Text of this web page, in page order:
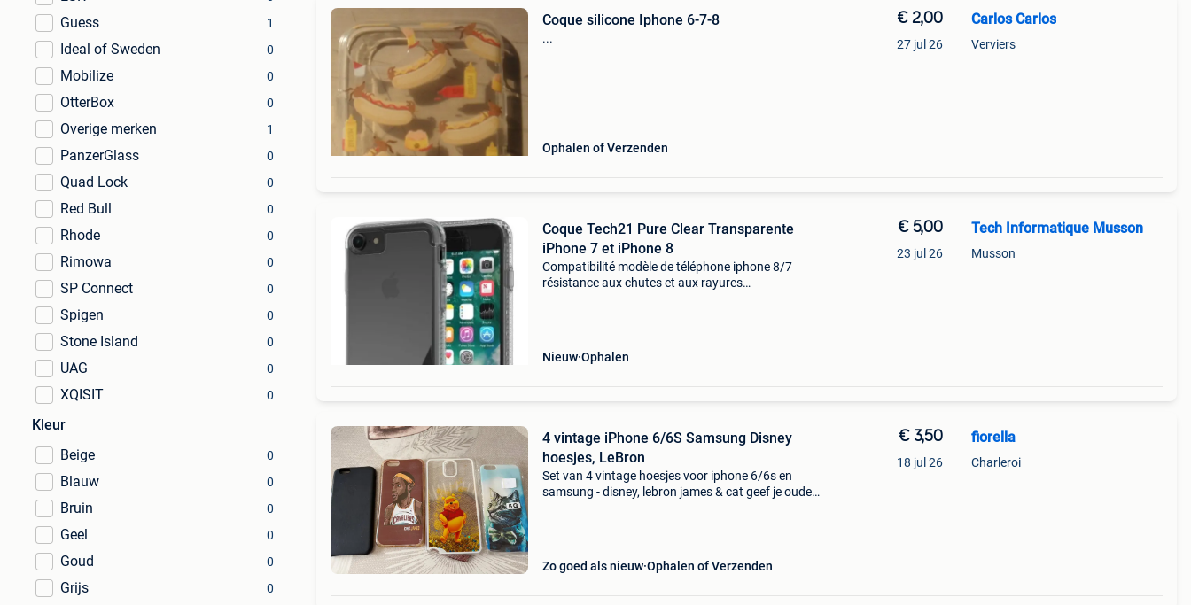
Guess 1
Ideal of Sweden 0
Mobilize 0
OtterBox 0
Overige merken 1
PanzerGlass 0
Quad Lock 0
Red Bull 0
Rhode 0
Rimowa 0
SP Connect 0
Spigen 0
Stone Island 0
UAG 0
XQISIT 0
Kleur
Beige
0
Blauw 0
Bruin 0
Geel 0
Goud 0
Grijs 0
Coque silicone Iphone 6-7-8
...
Ophalen of Verzenden
€ 2,00
27 jul 26
Carlos Carlos
Verviers
Coque Tech21 Pure Clear Transparente
iPhone 7 et iPhone 8
Compatibilité modèle de téléphone iphone 8/7
résistance aux chutes et aux rayures
Nieuw Ophalen
€ 5,00
23 jul 26
Tech Informatique Musson
Musson
4 vintage iPhone 6/6S Samsung Disney
hoesjes, LeBron
Set van 4 vintage hoesjes voor iphone 6/6s en
samsung - disney, lebron james & cat geef je oude
Zo goed als nieuw Ophalen of Verzenden
€ 3,50
18 jul 26
fiorella
Charleroi